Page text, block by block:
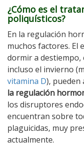
¿Cómo es el
poliquísticos?
En la regulación
muchos factores. El
dormir a destiempo,
incluso el invierno
vitamina D), pueden
la regulación
los disruptores
encuentran sobre
plaguicidas, muy
actualmente.